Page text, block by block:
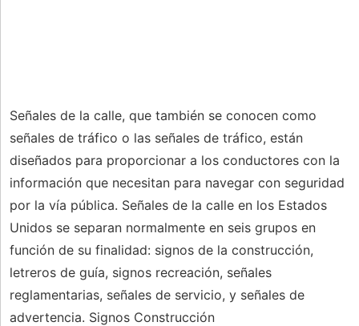
Señales de la calle, que también se conocen como
señales de tráfico o las señales de tráfico, están
diseñados para proporcionar a los conductores con la
información que necesitan para navegar con seguridad
por la vía pública. Señales de la calle en los Estados
Unidos se separan normalmente en seis grupos en
función de su finalidad: signos de la construcción,
letreros de guía, signos recreación, señales
reglamentarias, señales de servicio, y señales de
advertencia. Signos Construcción